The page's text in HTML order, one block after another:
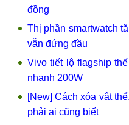
đồng
Thị phần smartwatch
vẫn đứng đầu
Vivo tiết lộ flagship
nhanh 200W
[New] Cách xóa vật
phải ai cũng biết